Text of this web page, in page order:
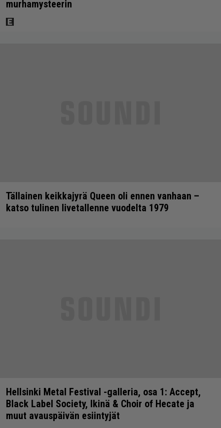
murhamysteerin
Tällainen keikkajyrä Queen oli ennen vanhaan –
katso tulinen livetallenne vuodelta 1979
Hellsinki Metal Festival -galleria, osa 1: Accept,
Black Label Society, Ikinä & Choir of Hecate ja
muut avauspäivän esiintyjät